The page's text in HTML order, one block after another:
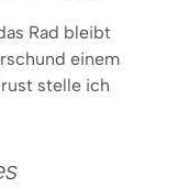
Rad bleibt
einem
stelle ich